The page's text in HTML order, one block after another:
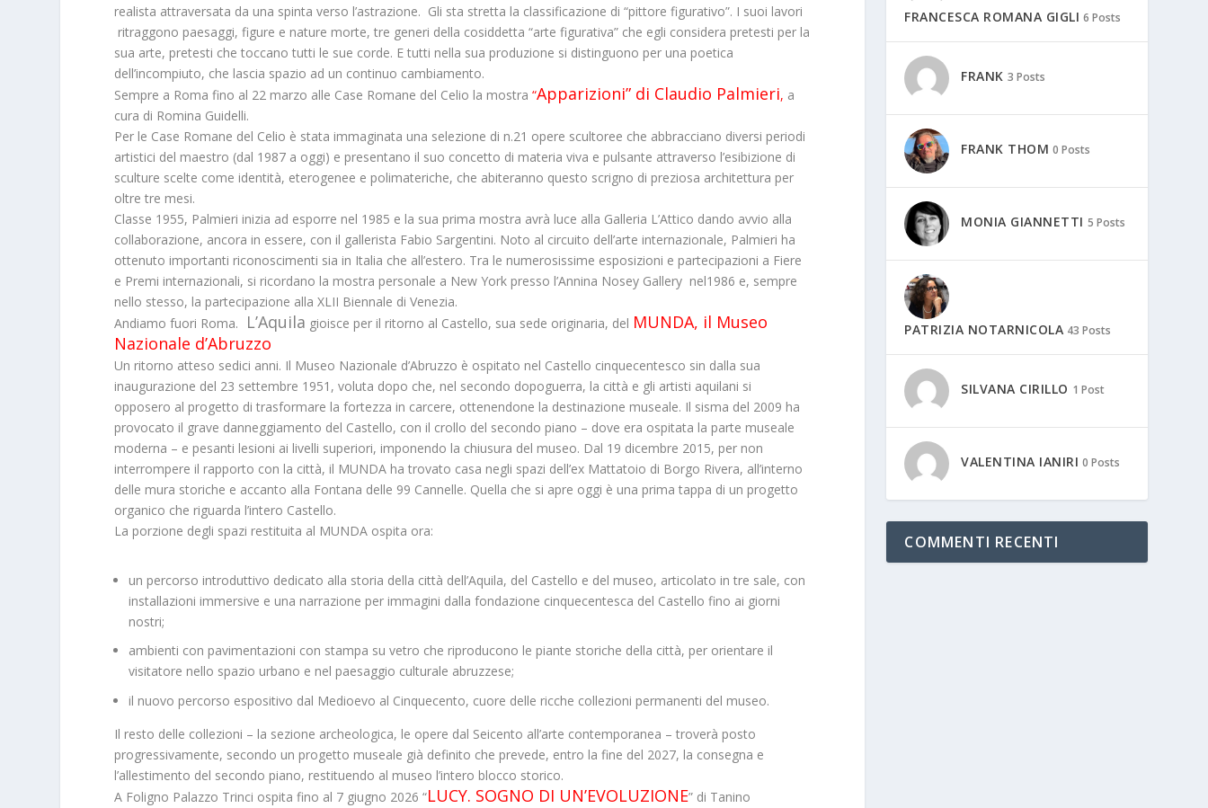
realista attraversata da una spinta verso l’astrazione. Gli sta stretta la classificazione di “pittore figurativo”. I suoi lavori
ritraggono paesaggi, figure e nature morte, tre generi della cosiddetta “arte figurativa” che egli considera pretesti per la
sua arte, pretesti che toccano tutti le sue corde. E tutti nella sua produzione si distinguono per una poetica
dell’incompiuto, che lascia spazio ad un continuo cambiamento.
Sempre a Roma fino al 22 marzo alle Case Romane del Celio la mostra“Apparizioni” di Claudio Palmieri, a
cura di Romina Guidelli.
Per le Case Romane del Celio è stata immaginata una selezione di n.21 opere scultoree che abbracciano diversi periodi
artistici del maestro (dal 1987 a oggi) e presentano il suo concetto di materia viva e pulsante attraverso l’esibizione di
sculture scelte come identità, eterogenee e polimateriche, che abiteranno questo scrigno di preziosa architettura per
oltre tre mesi.
Classe 1955, Palmieri inizia ad esporre nel 1985 e la sua prima mostra avrà luce alla Galleria L’Attico dando avvio alla
collaborazione, ancora in essere, con il gallerista Fabio Sargentini. Noto al circuito dell’arte internazionale, Palmieri ha
ottenuto importanti riconoscimenti sia in Italia che all’estero. Tra le numerosissime esposizioni e partecipazioni a Fiere
e Premi internazionali, si ricordano la mostra personale a New York presso l’Annina Nosey Gallery nel1986 e, sempre
nello stesso, la partecipazione alla XLII Biennale di Venezia.
Andiamo fuori Roma.
L’Aquila gioisce per il ritorno al Castello, sua sede originaria, del MUNDA, il Museo
Nazionale d’Abruzzo
Un ritorno atteso sedici anni. Il Museo Nazionale d’Abruzzo è ospitato nel Castello cinquecentesco sin dalla sua
inaugurazione del 23 settembre 1951, voluta dopo che, nel secondo dopoguerra, la città e gli artisti aquilani si
opposero al progetto di trasformare la fortezza in carcere, ottenendone la destinazione museale. Il sisma del 2009 ha
provocato il grave danneggiamento del Castello, con il crollo del secondo piano – dove era ospitata la parte museale
moderna – e pesanti lesioni ai livelli superiori, imponendo la chiusura del museo. Dal 19 dicembre 2015, per non
interrompere il rapporto con la città, il MUNDA ha trovato casa negli spazi dell’ex Mattatoio di Borgo Rivera, all’interno
delle mura storiche e accanto alla Fontana delle 99 Cannelle. Quella che si apre oggi è una prima tappa di un progetto
organico che riguarda l’intero Castello.
La porzione degli spazi restituita al MUNDA ospita ora:
un percorso introduttivo dedicato alla storia della città dell’Aquila, del Castello e del museo, articolato in tre sale, con
installazioni immersive e una narrazione per immagini dalla fondazione cinquecentesca del Castello fino ai giorni
nostri;
ambienti con pavimentazioni con stampa su vetro che riproducono le piante storiche della città, per orientare il
visitatore nello spazio urbano e nel paesaggio culturale abruzzese;
il nuovo percorso espositivo dal Medioevo al Cinquecento, cuore delle ricche collezioni permanenti del museo.
Il resto delle collezioni – la sezione archeologica, le opere dal Seicento all’arte contemporanea – troverà posto
progressivamente, secondo un progetto museale già definito che prevede, entro la fine del 2027, la consegna e
l’allestimento del secondo piano, restituendo al museo l’intero blocco storico.
A Foligno Palazzo Trinci ospita fino al 7 giugno 2026“LUCY. SOGNO DI UN’EVOLUZIONE” di Tanino
FRANCESCA ROMANA GIGLI 6 Posts
FRANK 3 Posts
FRANK THOM 0 Posts
MONIA GIANNETTI 5 Posts
PATRIZIA NOTARNICOLA 43 Posts
SILVANA CIRILLO 1 Post
VALENTINA IANIRI 0 Posts
COMMENTI RECENTI